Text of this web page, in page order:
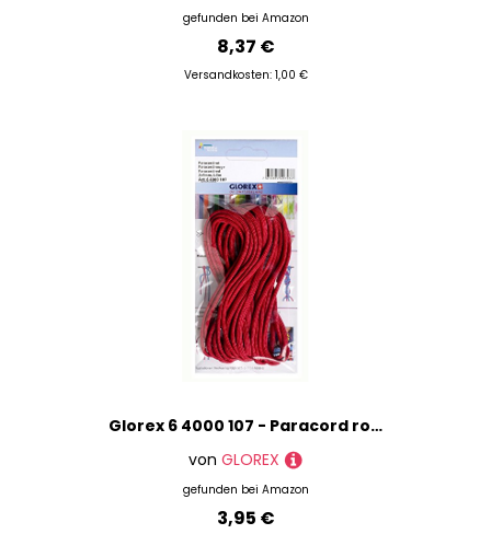
gefunden bei Amazon
8,37 €
Versandkosten: 1,00 €
Glorex 6 4000 107 - Paracord rot, 2 x 4 mm, 5 m lang, hoch reißfestes Nylonseil, zum Knüpfen von Armbändern, Leinen und Bändern
von GLOREX
gefunden bei Amazon
3,95 €